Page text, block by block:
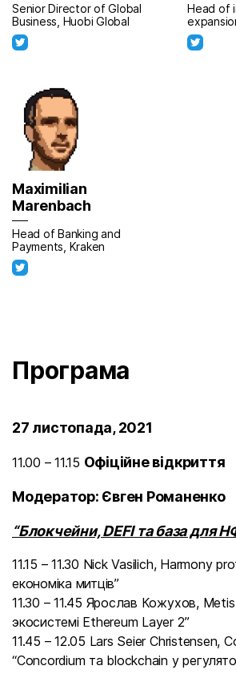
Senior Director of Global
Business, Huobi Global
Head of
Maximilian
Marenbach
Head of Banking and
Payments, Kraken
Програма
27 листопада, 2021
11.00 – 11.15 Офіційне відкриття
Модератор: Євген Романенко
“Блокчейни, DEFI та база для
11.15 – 11.30 Nick Vasilich, Harmony
економіка митців”
11.30 – 11.45 Ярослав Кожухов,
экосистемі Ethereum Layer 2”
11.45 – 12.05 Lars Seier Christensen,
“Concordium та blockchain у